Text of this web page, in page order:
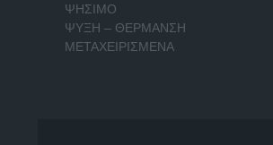
ΨΗΣΙΜΟ
ΨΥΞΗ – ΘΕΡΜΑΝΣΗ
ΜΕΤΑΧΕΙΡΙΣΜΕΝΑ